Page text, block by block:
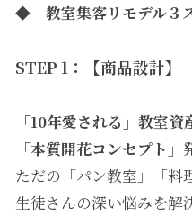
◆ 教室集客リモデル３
STEP 1：【商品設計】
「10年愛される」教室資
「本質開花コンセプト」
ただの「パン教室」「料
生徒さんの深い悩みを解